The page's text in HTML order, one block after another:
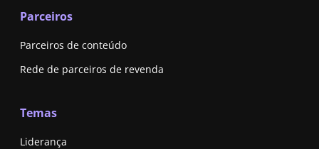
Parceiros
Parceiros de conteúdo
Rede de parceiros de revenda
Temas
Liderança